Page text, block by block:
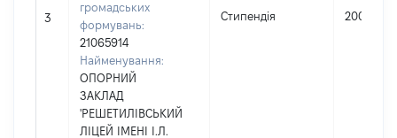
3
громадських
формувань:
21065914
Найменування:
ОПОРНИЙ
ЗАКЛАД
'РЕШЕТИЛІВСЬКИЙ
ЛІЦЕЙ ІМЕНІ І.Л.
Стипендія 200